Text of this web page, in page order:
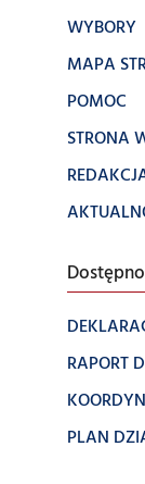
WYBORY
MAPA
POMOC
STRONA
RAPORT
PLAN